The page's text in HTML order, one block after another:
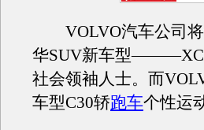
VOLVO汽车公司将
华SUV新车型
社会领袖人士。而
车型C30轿跑车个性运